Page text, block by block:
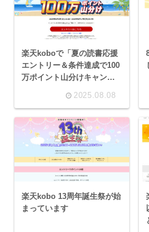
楽天koboで「夏の読書応援
エントリー＆条件達成で100
万ポイント山分けキャンペ
2025.08.08
楽天kobo 13周年誕生祭が始
まっています